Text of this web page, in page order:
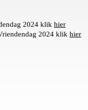
2024 klik hier
2024 klik hier